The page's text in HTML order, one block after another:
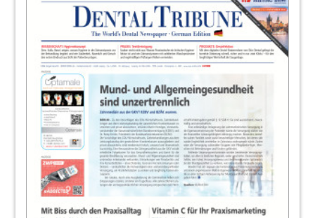
Redaktion
Continuing Education: Seminar
“Tiefenfluorid in der Praxis”
Redaktion
3. Goldevent in Oberwiesenthal -
Hochkarätige Weiterbildung und
spannende Unterhaltung
Redaktion
Intersanté GmbH